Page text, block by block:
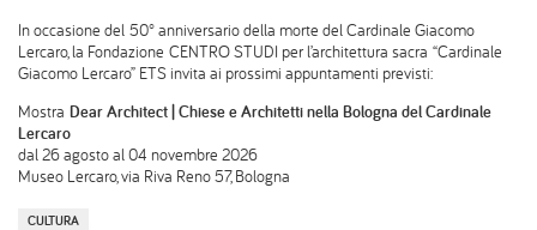
In occasione del 50° anniversario della morte del Cardinale Giacomo
Lercaro, la Fondazione CENTRO STUDI per l’architettura sacra “Cardinale
Giacomo Lercaro” ETS invita ai prossimi appuntamenti previsti:
Mostra Dear Architect | Chiese e Architetti nella Bologna del Cardinale
Lercaro
dal 26 agosto al 04 novembre 2026
Museo Lercaro, via Riva Reno 57, Bologna
CULTURA